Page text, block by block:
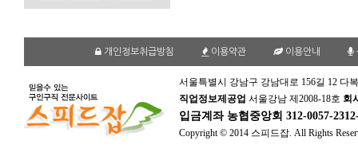
개인정보취급방침 이용약관 이용안내
서울특별시 강남구 강남대로 156길 12 다
직업정보제공업 서울강남 제2008-18호 회
입금계좌 농협중앙회 312-0057-
Copyright © 2014 스피드잡. All Rights